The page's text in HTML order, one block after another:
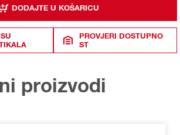
DODAJTE U KOŠARICU
PROVJERI DOSTUPNO
ST
proizvodi